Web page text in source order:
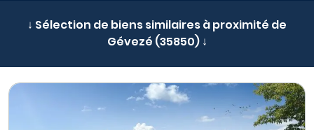
↓ Sélection de biens similaires à proximité de
Gévezé (35850) ↓